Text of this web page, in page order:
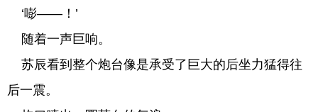
‘嘭——！’
随着一声巨响。
苏辰看到整个炮台像是承受了巨大的后坐力猛得往
后一震。